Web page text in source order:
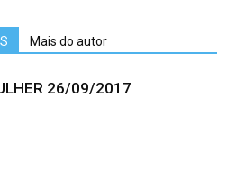
Mais do autor
26/09/2017